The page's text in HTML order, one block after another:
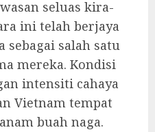
seluas kira-
ini telah berjaya
sebagai salah satu
mereka. Kondisi
intensiti cahaya
Vietnam tempat
buah naga.